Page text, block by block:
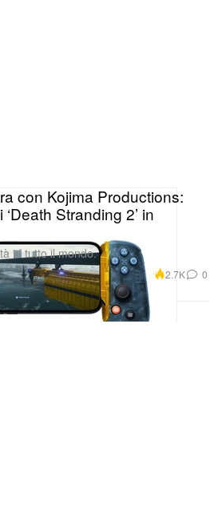
con Kojima Productions:
Stranding 2’ in
in tutto il mondo.
2.7K 0